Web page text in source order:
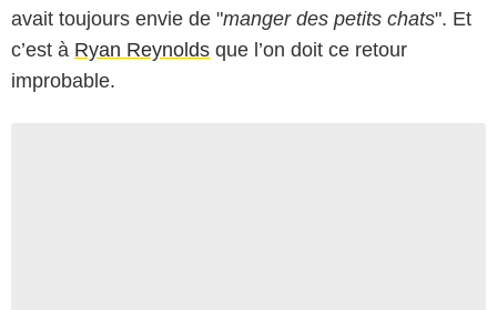
avait toujours envie de "manger des petits chats". Et
c’est à Ryan Reynolds que l’on doit ce retour
improbable.